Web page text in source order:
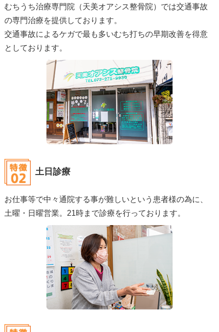
むちうち治療専門院（天美オアシス整骨院）では交通事故
の専門治療を提供しております。
交通事故によるケガで最も多いむち打ちの早期改善を得意
としております。
土日診療
お仕事等で中々通院する事が難しいという患者様の為に、
土曜・日曜営業。21時まで診療を行っております。